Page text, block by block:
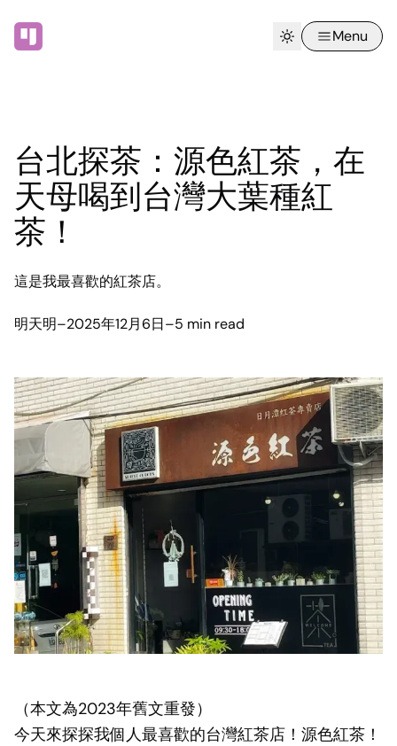
Menu
台北探茶：源色紅茶，在
天母喝到台灣大葉種紅
茶！
這是我最喜歡的紅茶店。
明天明–2025年12月6日–5 min read
（本文為2023年舊文重發）
今天來探探我個人最喜歡的台灣紅茶店！源色紅茶！